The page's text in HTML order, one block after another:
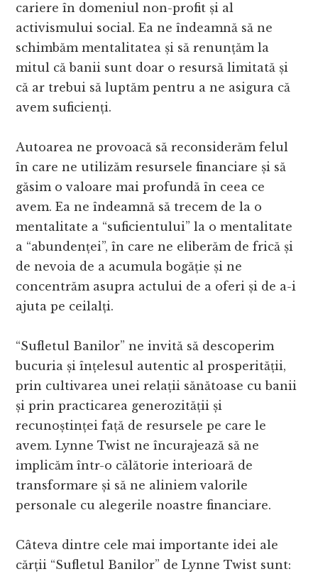
cariere în domeniul non-profit și al
activismului social. Ea ne îndeamnă să ne
schimbăm mentalitatea și să renunțăm la
mitul că banii sunt doar o resursă limitată și
că ar trebui să luptăm pentru a ne asigura că
avem suficienți.
Autoarea ne provoacă să reconsiderăm felul
în care ne utilizăm resursele financiare și să
găsim o valoare mai profundă în ceea ce
avem. Ea ne îndeamnă să trecem de la o
mentalitate a “suficientului” la o mentalitate
a “abundenței”, în care ne eliberăm de frică și
de nevoia de a acumula bogăție și ne
concentrăm asupra actului de a oferi și de a-i
ajuta pe ceilalți.
“Sufletul Banilor” ne invită să descoperim
bucuria și înțelesul autentic al prosperității,
prin cultivarea unei relații sănătoase cu banii
și prin practicarea generozității și
recunoștinței față de resursele pe care le
avem. Lynne Twist ne încurajează să ne
implicăm într-o călătorie interioară de
transformare și să ne aliniem valorile
personale cu alegerile noastre financiare.
Câteva dintre cele mai importante idei ale
cărții “Sufletul Banilor” de Lynne Twist sunt: